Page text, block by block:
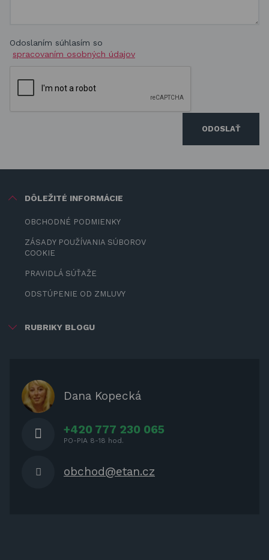
Odoslaním súhlasím so
spracovaním osobných údajov
ODOSLAŤ
DÔLEŽITÉ INFORMÁCIE
OBCHODNÉ PODMIENKY
ZÁSADY POUŽÍVANIA SÚBOROV
COOKIE
PRAVIDLÁ SÚŤAŽE
ODSTÚPENIE OD ZMLUVY
RUBRIKY BLOGU
OCHRANNÉ KRYTY PRE
ZÁHRADNÝ NÁBYTOK
Dana Kopecká
+420 777 230 065
PO-PIA 8-18 hod.
obchod@etan.cz